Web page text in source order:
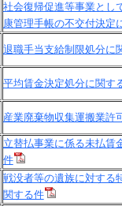
社会復帰促進等事業とし
康管理手帳の不交付決定
退職手当支給制限処分に
平均賃金決定処分に関す
産業廃棄物収集運搬業許
立替払事業に係る未払賃
件
戦没者等の遺族に対する
関する件